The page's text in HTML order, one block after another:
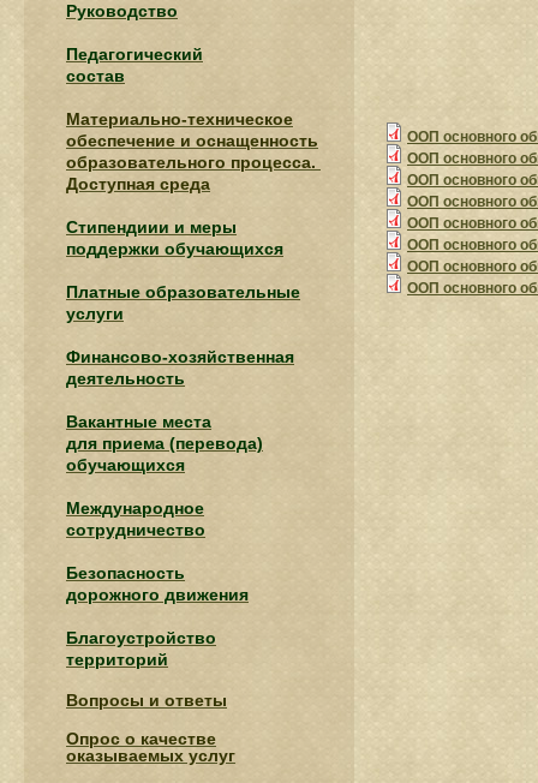
ООП основного
ООП основного
ООП основного
ООП основного
ООП основного
ООП основного
ООП основного
ООП основного
Руководство
Педагогический
состав
Материально-техническое
обеспечение и оснащенность
образовательного процесса.
Доступная среда
Стипендиии и меры
поддержки обучающихся
Платные образовательные
услуги
Финансово-хозяйственная
деятельность
Вакантные места
для приема (перевода)
обучающихся
Международное
сотрудничество
Безопасность
дорожного движения
Благоустройство
территорий
Вопросы и ответы
Опрос о качестве
оказываемых услуг